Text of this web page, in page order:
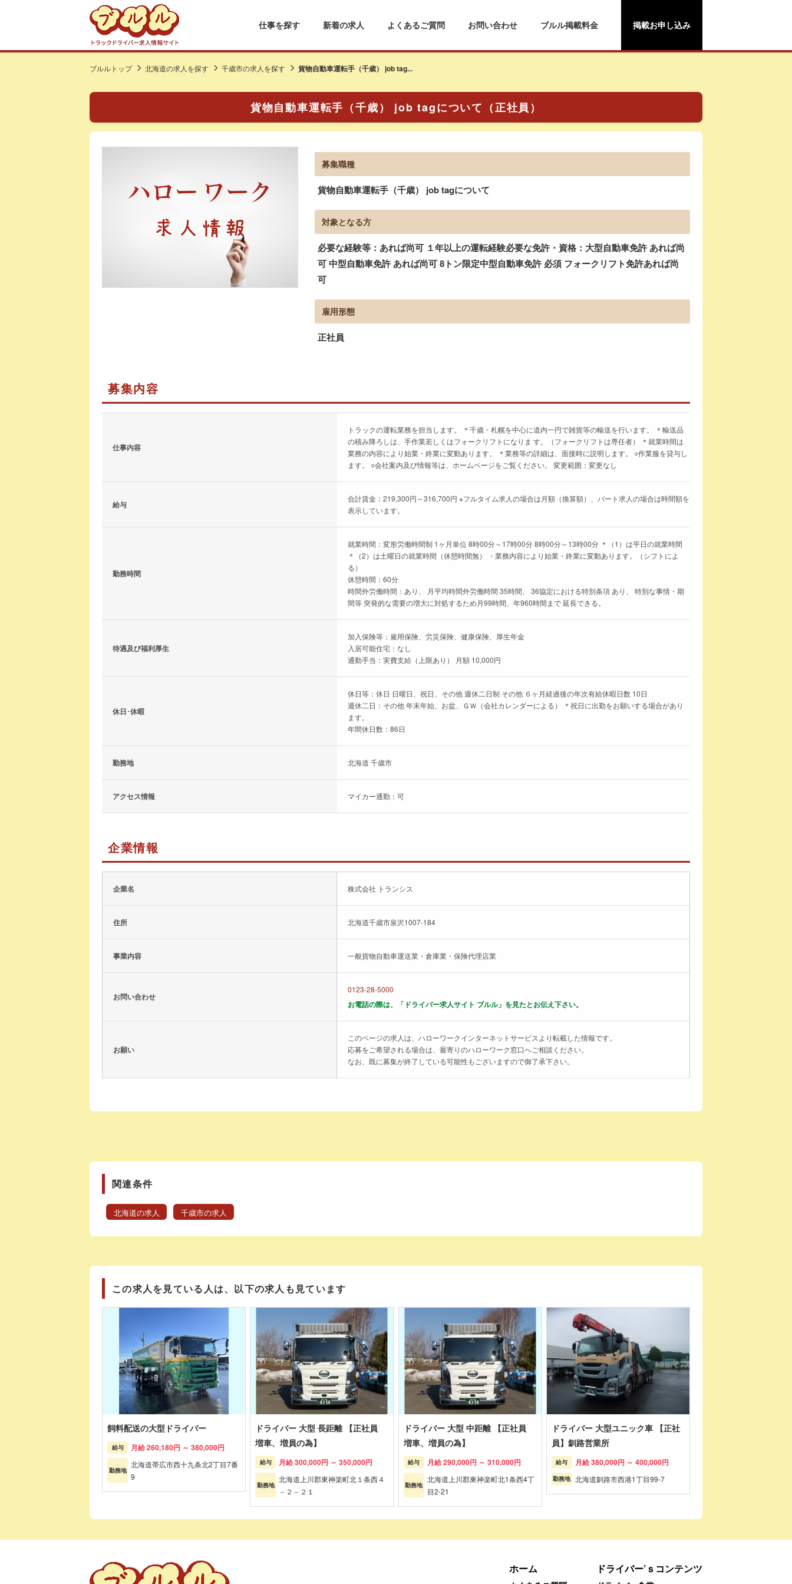
仕事を探す 新着の求人 よくあるご質問 お問い合わせ ブルル掲載料金 掲載お申し込み
ブルルトップ 北海道の求人を探す 千歳市の求人を探す 貨物自動車運転手（千歳） job tag...
貨物自動車運転手（千歳） job tagについて（正社員）
募集職種
貨物自動車運転手（千歳） job tagについて
対象となる方
必要な経験等：あれば尚可 １年以上の運転経験必要な免許・資格：大型自動車免許 あれば尚
可 中型自動車免許 あれば尚可 8トン限定中型自動車免許 必須 フォークリフト免許あれば尚
可
雇用形態
正社員
募集内容
仕事内容
トラックの運転業務を担当します。 ＊千歳・札幌を中心に道内一円で雑貨等の輸送を行います。 ＊輸送品
の積み降ろしは、手作業若しくはフォークリフトになりま す。（フォークリフトは専任者） ＊就業時間は
業務の内容により始業・終業に変動あります。 ＊業務等の詳細は、面接時に説明します。 ○作業服を貸与し
ます。 ○会社案内及び情報等は、ホームページをご覧ください。 変更範囲：変更なし
給与
合計賃金：219,300円～316,700円 ※フルタイム求人の場合は月額（換算額）、パート求人の場合は時間額を
表示しています。
勤務時間
就業時間：変形労働時間制 1ヶ月単位 8時00分～17時00分 8時00分～13時00分 ＊（1）は平日の就業時間
＊（2）は土曜日の就業時間（休憩時間無） ・業務内容により始業・終業に変動あります。（シフトによ
る）
休憩時間：60分
時間外労働時間：あり、 月平均時間外労働時間 35時間、 36協定における特別条項 あり、 特別な事情・期
間等 突発的な需要の増大に対処するため月99時間、年960時間まで 延長できる。
待遇及び福利厚生
加入保険等：雇用保険、労災保険、健康保険、厚生年金
入居可能住宅：なし
通勤手当：実費支給（上限あり） 月額 10,000円
休日･休暇
休日等：休日 日曜日、祝日、その他 週休二日制 その他 ６ヶ月経過後の年次有給休暇日数 10日
週休二日：その他 年末年始、お盆、ＧＷ（会社カレンダーによる） ＊祝日に出勤をお願いする場合があり
ます。
年間休日数：86日
勤務地 北海道 千歳市
アクセス情報 マイカー通勤：可
企業情報
企業名 株式会社 トランシス
住所 北海道千歳市泉沢1007-184
事業内容 一般貨物自動車運送業・倉庫業・保険代理店業
お問い合わせ
0123-28-5000
お電話の際は、「ドライバー求人サイト ブルル」を見たとお伝え下さい。
お願い
このページの求人は、ハローワークインターネットサービスより転載した情報です。
応募をご希望される場合は、最寄りのハローワーク窓口へご相談ください。
なお、既に募集が終了している可能性もございますので御了承下さい。
関連条件
北海道の求人 千歳市の求人
この求人を見ている人は、以下の求人も見ています
飼料配送の大型ドライバー
給与 月給 260,180円 ～ 380,000円
勤務地
北海道帯広市西十九条北2丁目7番
9
ドライバー 大型 長距離 【正社員
増車、増員の為】
給与 月給 300,000円 ～ 350,000円
勤務地
北海道上川郡東神楽町北１条西４
－２－２１
ドライバー 大型 中距離 【正社員
増車、増員の為】
給与 月給 290,000円 ～ 310,000円
勤務地
北海道上川郡東神楽町北1条西4丁
目2-21
ドライバー 大型ユニック車 【正社
員】釧路営業所
給与 月給 380,000円 ～ 400,000円
勤務地 北海道釧路市西港1丁目99-7
ホーム ドライバー’ｓコンテンツ